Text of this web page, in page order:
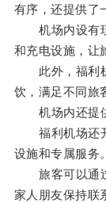
有序，还提供了
机场内设有现
和充电设施，让
此外，福利机
饮，满足不同旅
机场内还提供
福利机场还开
设施和专属服务。
旅客可以通过
家人朋友保持联